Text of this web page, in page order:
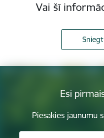
Vai šī
Esi
Piesakies jaunumu